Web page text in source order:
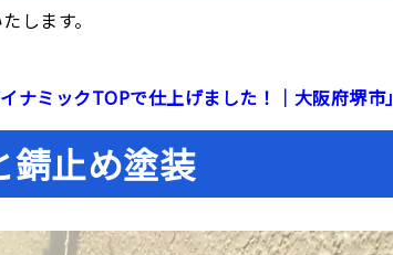
します。
ナミックTOPで仕上げました！｜大阪府堺市」
錆止め塗装